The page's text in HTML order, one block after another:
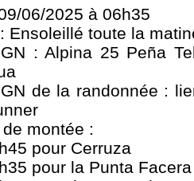
06/2025 à 06h35
Ensoleillé toute la
: Alpina 25 Peña
de la randonnée :
montée :
pour Cerruza
pour la Punta